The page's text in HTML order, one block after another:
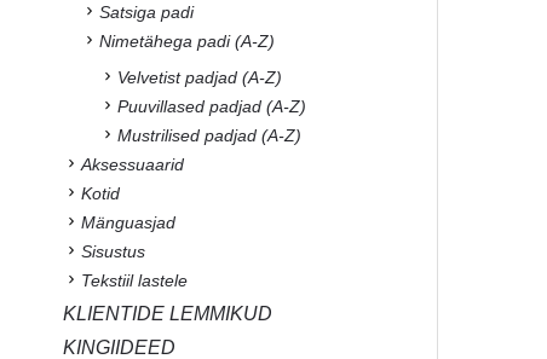
Satsiga padi
Nimetähega padi (A-Z)
Velvetist padjad (A-Z)
Puuvillased padjad (A-Z)
Mustrilised padjad (A-Z)
Aksessuaarid
Kotid
Mänguasjad
Sisustus
Tekstiil lastele
KLIENTIDE LEMMIKUD
KINGIIDEED